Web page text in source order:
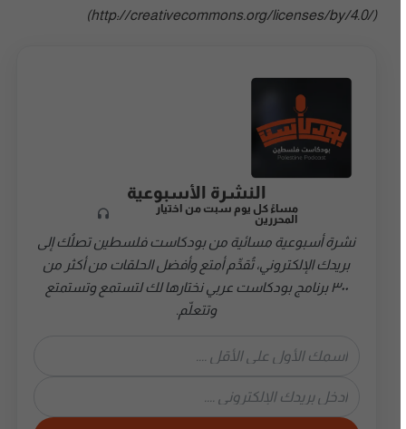
(http://creativecommons.org/licenses/by/4.0/)
النشرة الأسبوعية
مساءً كل يوم سبت من اختيار
المحررين
نشرة أسبوعية مسائية من بودكاست فلسطين تصلُك إلى
بريدك الإلكتروني، تُقدِّم أمتع وأفضل الحلقات من أكثر من
٣٠٠ برنامج بودكاست عربي نختارها لك لتستمع وتستمتع
وتتعلّم.